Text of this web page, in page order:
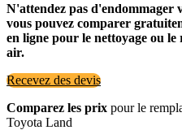
N'attendez pas
vous pouvez comparer
en ligne pour le nettoyage ou
air.
Recevez des devis
Comparez les prix pour le
Toyota Land